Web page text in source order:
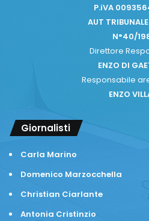
P.iVA
AUT
N°40/
Direttore
ENZO DI
Responsabile
ENZO
Giornalisti
Carla Marino
Domenico Marzocchella
Christian Ciarlante
Antonia Cristinzio